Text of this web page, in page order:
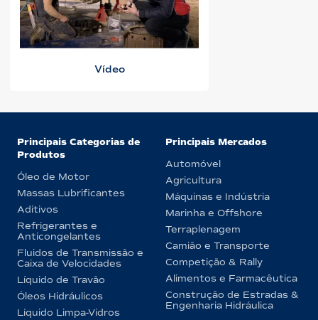
Vídeo
Principais Categorias de
Produtos
Óleo de Motor
Massas Lubrificantes
Aditivos
Refrigerantes e
Anticongelantes
Fluidos de Transmissão e
Caixa de Velocidades
Líquido de Travão
Óleos Hidráulicos
Líquido Limpa-Vidros
Principais Mercados
Automóvel
Agricultura
Máquinas e Indústria
Marinha e Offshore
Terraplenagem
Camião e Transporte
Competição & Rally
Alimentos e Farmacêutica
Construção de Estradas &
Engenharia Hidráulica